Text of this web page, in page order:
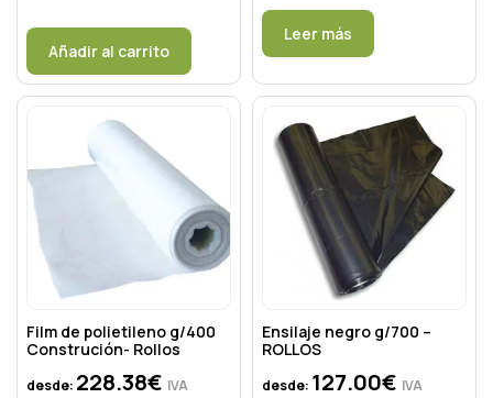
Añadir al carrito
Leer más
Film de polietileno g/400
Construción- Rollos
desde: 228.38€ IVA
Ensilaje negro g/700 –
ROLLOS
desde: 127.00€ IVA